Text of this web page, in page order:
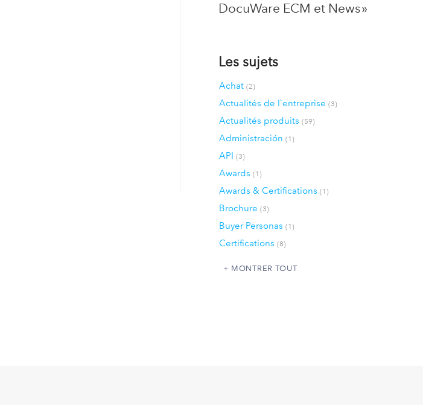
DocuWare ECM et News »
Les sujets
Achat(2)
Actualités de l`entreprise(3)
Actualités produits(59)
Administración(1)
API(3)
Awards(1)
Awards & Certifications(1)
Brochure(3)
Buyer Personas(1)
Certifications(8)
MONTRER TOUT